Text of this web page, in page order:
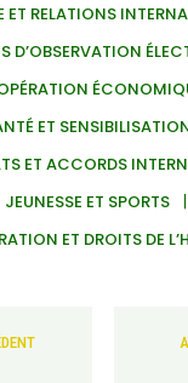
ET RELATIONS
D’OBSERVATION
ET
ET ACCORDS
JEUNESSE ET SPORTS
ET DROITS DE